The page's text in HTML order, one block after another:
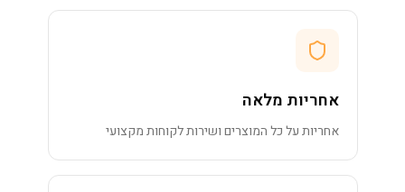
אחריות מלאה
אחריות על כל המוצרים ושירות לקוחות מקצועי